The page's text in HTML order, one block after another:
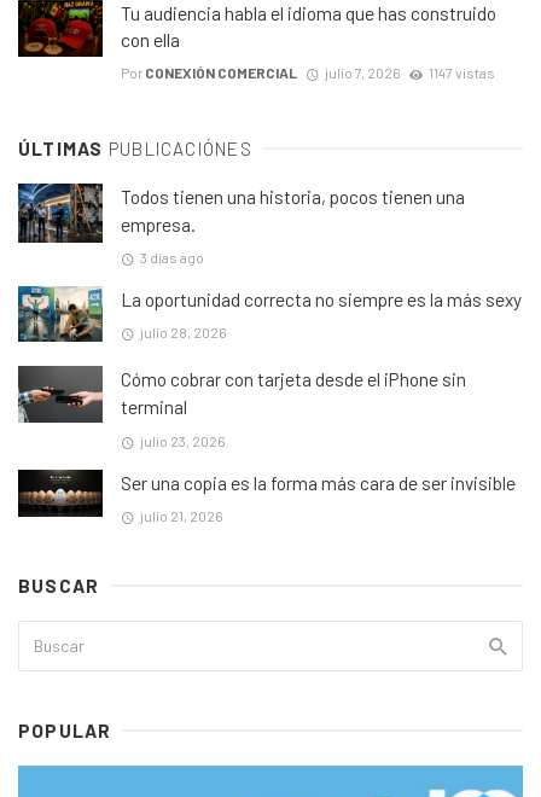
Tu audiencia habla el idioma que has construido
con ella
Por CONEXIÓN COMERCIAL julio 7, 2026 1147 vistas
ÚLTIMAS PUBLICACIÓNES
Todos tienen una historia, pocos tienen una
empresa.
3 días ago
La oportunidad correcta no siempre es la más sexy
julio 28, 2026
Cómo cobrar con tarjeta desde el iPhone sin
terminal
julio 23, 2026
Ser una copia es la forma más cara de ser invisible
julio 21, 2026
BUSCAR
POPULAR